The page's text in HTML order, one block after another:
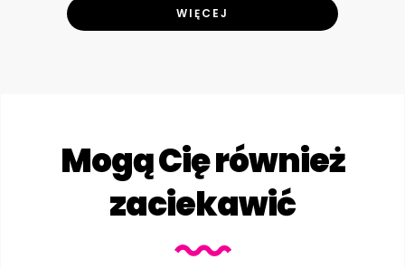
WIĘCEJ
Mogą Cię również
zaciekawić